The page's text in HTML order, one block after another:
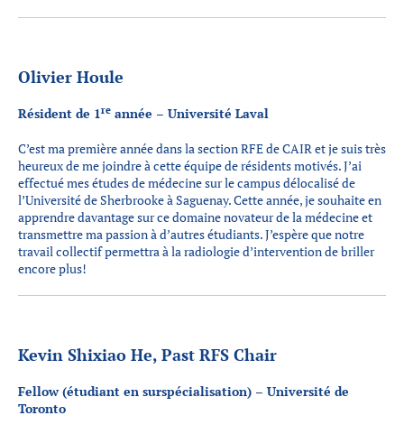
Olivier Houle
Résident de 1re année – Université Laval
C’est ma première année dans la section RFE de CAIR et je suis très
heureux de me joindre à cette équipe de résidents motivés. J’ai
effectué mes études de médecine sur le campus délocalisé de
l’Université de Sherbrooke à Saguenay. Cette année, je souhaite en
apprendre davantage sur ce domaine novateur de la médecine et
transmettre ma passion à d’autres étudiants. J’espère que notre
travail collectif permettra à la radiologie d’intervention de briller
encore plus!
Kevin Shixiao He, Past RFS Chair
Fellow (étudiant en surspécialisation) – Université de
Toronto